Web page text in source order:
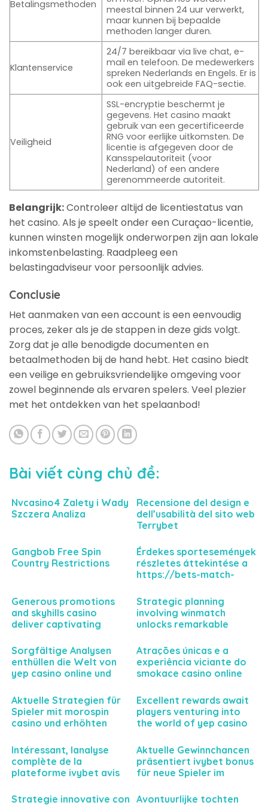
Betalingsmethoden
meestal binnen 24 uur verwerkt,
maar kunnen bij bepaalde
methoden langer duren.
Klantenservice
24/7 bereikbaar via live chat, e-
mail en telefoon. De medewerkers
spreken Nederlands en Engels. Er is
ook een uitgebreide FAQ-sectie.
Veiligheid
SSL-encryptie beschermt je
gegevens. Het casino maakt
gebruik van een gecertificeerde
RNG voor eerlijke uitkomsten. De
licentie is afgegeven door de
Kansspelautoriteit (voor
Nederland) of een andere
gerenommeerde autoriteit.
Belangrijk:Controleer altijd de licentiestatus van
het casino. Als je speelt onder een Curaçao-licentie,
kunnen winsten mogelijk onderworpen zijn aan lokale
inkomstenbelasting. Raadpleeg een
belastingadviseur voor persoonlijk advies.
Conclusie
Het aanmaken van een account is een eenvoudig
proces, zeker als je de stappen in deze gids volgt.
Zorg dat je alle benodigde documenten en
betaalmethoden bij de hand hebt. Het casino biedt
een veilige en gebruiksvriendelijke omgeving voor
zowel beginnende als ervaren spelers. Veel plezier
met het ontdekken van het spelaanbod!
Bài viết cùng chủ đề:
Nvcasino4 Zalety i Wady
Szczera Analiza
Recensione del design e
dell’usabilità del sito web
Terrybet
Gangbob Free Spin
Country Restrictions
Érdekes sportesemények
részletes áttekintése a
https://bets-match-
keresztül a nyerési
esélyekhez
Generous promotions
and skyhills casino
deliver captivating
today
Strategic planning
involving winmatch
unlocks remarkable
Sorgfältige Analysen
enthüllen die Welt von
yep casino online und
Spielerfahrung
Atrações únicas e a
experiência viciante do
smokace casino online
exigentes
Aktuelle Strategien für
Spieler mit morospin
casino und erhöhten
erwarten Sie
Excellent rewards await
players venturing into
the world of yep casino
Intéressant, lanalyse
complète de la
plateforme ivybet avis
et intelligemment
Aktuelle Gewinnchancen
präsentiert ivybet bonus
für neue Spieler im
Strategie innovative con Avontuurlijke tochten